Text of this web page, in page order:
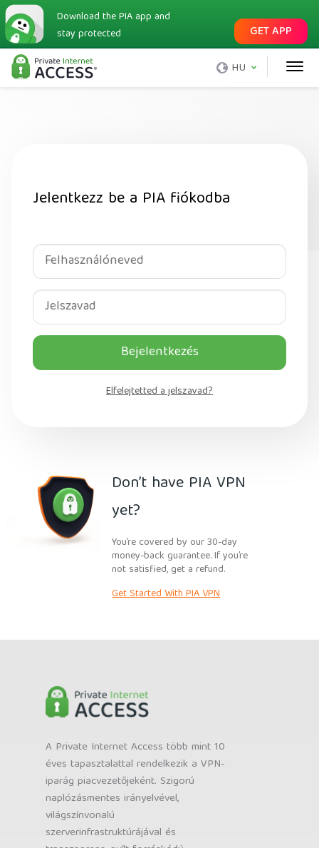
Download the PIA app and
stay protected
GET APP
HU
Jelentkezz be a PIA fiókodba
Bejelentkezés
Elfelejtetted a jelszavad?
Don’t have PIA VPN
yet?
You’re covered by our 30-day
money-back guarantee. If you’re
not satisfied, get a refund.
Get Started With PIA VPN
A Private Internet Access több mint 10
éves tapasztalattal rendelkezik a VPN-
iparág piacvezetőjeként. Szigorú
naplózásmentes irányelvével,
világszínvonalú
szerverinfrastruktúrájával és